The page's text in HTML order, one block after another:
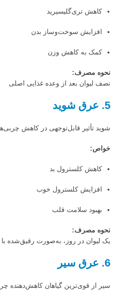
کاهش تری‌گلیسیرید
افزایش سوخت‌وساز بدن
کمک به کاهش وزن
نحوه مصرف:
نصف لیوان بعد از وعده غذایی اصلی
5. عرق شوید
شوید تأثیر قابل‌توجهی در کاهش
خواص:
کاهش کلسترول بد
افزایش کلسترول خوب
بهبود سلامت قلب
نحوه مصرف:
یک لیوان در روز، به‌صورت رقیق‌شده
6. عرق سیر
سیر از قوی‌ترین گیاهان کاهش‌دهنده